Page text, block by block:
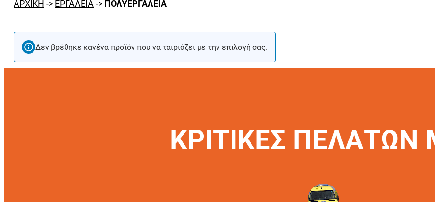
ΑΡΧΙΚΗ -> ΕΡΓΑΛΕΙΑ -> ΠΟΛΥΕΡΓΑΛΕΙΑ
Δεν βρέθηκε κανένα προϊόν που να ταιριάζει με την επιλογή σας.
ΚΡΙΤΙΚΕΣ ΠΕΛΑΤΩΝ